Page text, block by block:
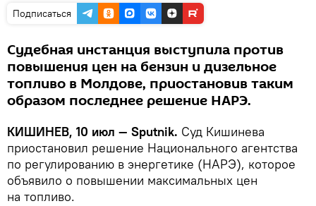
Подписаться
Судебная инстанция выступила против
повышения цен на бензин и дизельное
топливо в Молдове, приостановив таким
образом последнее решение НАРЭ.
КИШИНЕВ, 10 июл — Sputnik. Суд Кишинева
приостановил решение Национального агентства
по регулированию в энергетике (НАРЭ), которое
объявило о повышении максимальных цен
на топливо.